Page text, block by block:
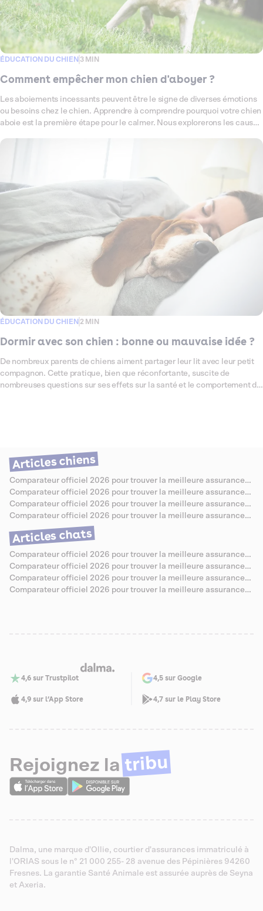
ÉDUCATION DU CHIEN 3 MIN
Comment empêcher mon chien d'aboyer ?
Les aboiements incessants peuvent être le signe de diverses émotions
ou besoins chez le chien. Apprendre à comprendre pourquoi votre chien
aboie est la première étape pour le calmer. Nous explorerons les causes
ÉDUCATION DU CHIEN 2 MIN
Dormir avec son chien : bonne ou mauvaise idée ?
De nombreux parents de chiens aiment partager leur lit avec leur petit
compagnon. Cette pratique, bien que réconfortante, suscite de
nombreuses questions sur ses effets sur la santé et le comportement du
de chacun.
Articles chiens
Comparateur officiel 2026 pour trouver la meilleure assurance
santé pour Berger Allemand
Comparateur officiel 2026 pour trouver la meilleure assurance
santé pour Caniche
Comparateur officiel 2026 pour trouver la meilleure assurance
santé pour Bouledogue Anglais
Comparateur officiel 2026 pour trouver la meilleure assurance
santé pour Jack Russell
Articles chats
Comparateur officiel 2026 pour trouver la meilleure assurance
santé pour Chartreux
Comparateur officiel 2026 pour trouver la meilleure assurance
santé pour Sibérien
Comparateur officiel 2026 pour trouver la meilleure assurance
santé pour Abyssin
Comparateur officiel 2026 pour trouver la meilleure assurance
4,6 sur Trustpilot 4,5 sur Google
4,9 sur l’App Store 4,7 sur le Play Store
Rejoignez la tribu
Dalma, une marque d'Ollie, courtier d'assurances immatriculé à
l'ORIAS sous le n° 21 000 255- 28 avenue des Pépinières 94260
Fresnes. La garantie Santé Animale est assurée auprès de Seyna
et Axeria.